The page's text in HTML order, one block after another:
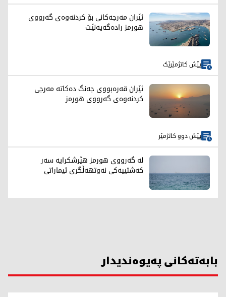
ئێران مەرجەکانی بۆ کردنەوەی گەرووی
هورمز رادەگەیەنێت
پێش کاتژمێرێک
ئێران قەرەبووی جەنگ دەکاتە مەرجی
کردنەوەی گەرووی هورمز
پێش دوو کاتژمێر
لە گەرووی هورمز هێرشکرایە سەر
کەشتییەکی نەوتهەڵگری ئیماراتی
بابەتەکانی پەیوەندیدار